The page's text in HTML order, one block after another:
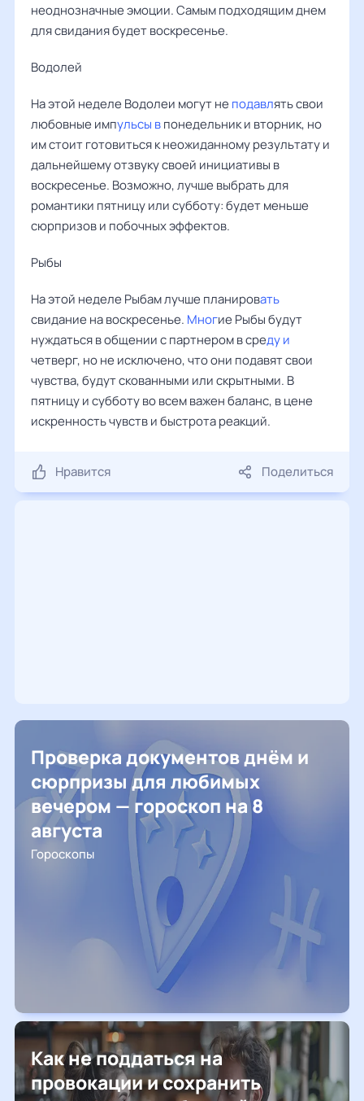
неоднозначные эмоции. Самым подходящим днем
для свидания будет воскресенье.
Водолей
На этой неделе Водолеи могут не подавлять свои
любовные импульсы впонедельник и вторник, но
им стоит готовиться к неожиданному результату и
дальнейшему отзвуку своей инициативы в
воскресенье. Возможно, лучше выбрать для
романтики пятницу или субботу: будет меньше
сюрпризов и побочных эффектов.
Рыбы ‌‌
На этой неделе Рыбам лучше планировать
свидание на воскресенье. Многие Рыбы будут
нуждаться в общении с партнером в среду и
четверг, но не исключено, что они подавят свои
чувства, будут скованными или скрытными. В
пятницу и субботу во всем важен баланс, в цене
искренность чувств и быстрота реакций.
Нравится Поделиться
Проверка документов днём и
сюрпризы для любимых
вечером — гороскоп на 8
августа
Гороскопы
Как не поддаться на
провокации и сохранить